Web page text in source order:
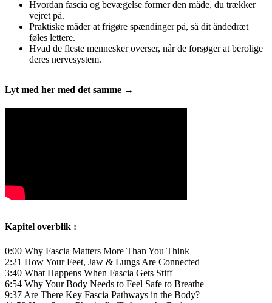
Hvordan fascia og bevægelse former den måde, du trækker
vejret på.
Praktiske måder at frigøre spændinger på, så dit åndedræt
føles lettere.
Hvad de fleste mennesker overser, når de forsøger at berolige
deres nervesystem.
Lyt med her med det samme →
Kapitel overblik :
0:00 Why Fascia Matters More Than You Think
2:21 How Your Feet, Jaw & Lungs Are Connected
3:40 What Happens When Fascia Gets Stiff
6:54 Why Your Body Needs to Feel Safe to Breathe
9:37 Are There Key Fascia Pathways in the Body?